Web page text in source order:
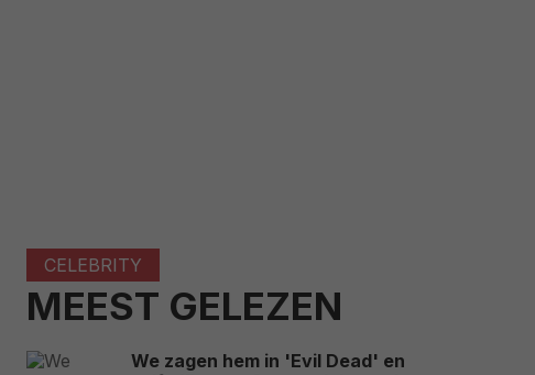
CELEBRITY
MEEST GELEZEN
We zagen hem in 'Evil Dead' en